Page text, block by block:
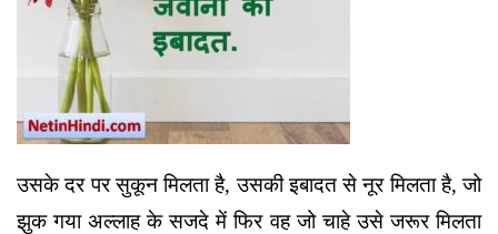
उसके दर पर सुकून मिलता है, उसकी इबादत से नूर मिलता है, जो
झुक गया अल्लाह के सजदे में फिर वह जो चाहे उसे जरूर मिलता